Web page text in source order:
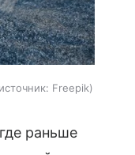
источник: Freepik
раньше